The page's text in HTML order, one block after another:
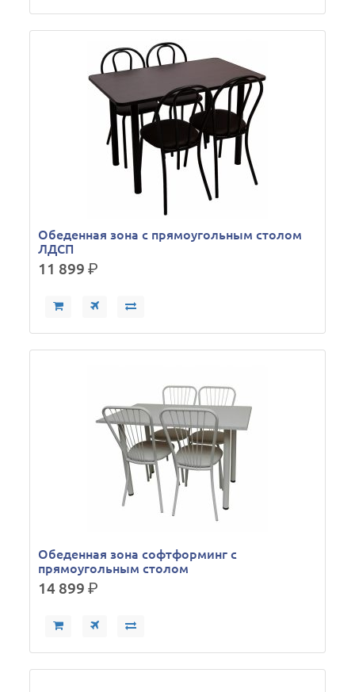
Обеденная зона с прямоугольным столом
ЛДСП
11 899р.
Обеденная зона софтформинг с
прямоугольным столом
14 899р.